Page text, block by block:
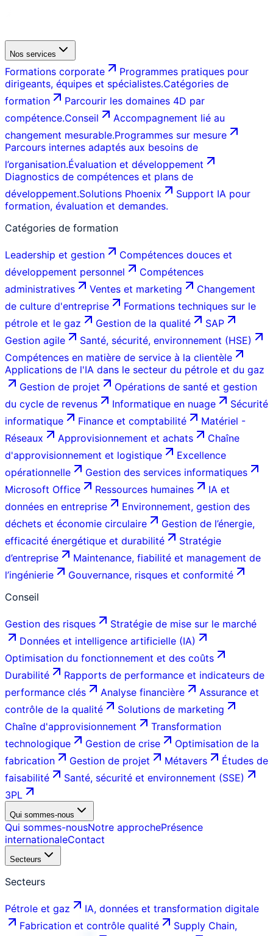
Nos services
Formations corporate
Programmes pratiques pour
dirigeants, équipes et spécialistes.Catégories de
formation
Parcourir les domaines 4D par
compétence.Conseil
Accompagnement lié au
changement mesurable.Programmes sur mesure
Parcours internes adaptés aux besoins de
l’organisation.Évaluation et développement
Diagnostics de compétences et plans de
développement.Solutions Phoenix
Support IA pour
formation, évaluation et demandes.
Catégories de formation
Leadership et gestion
Compétences douces et
développement personnel
Compétences
administratives
Ventes et marketing
Changement
de culture d'entreprise
Formations techniques sur le
pétrole et le gaz
Gestion de la qualité
SAP
Gestion agile
Santé, sécurité, environnement (HSE)
Compétences en matière de service à la clientèle
Applications de l'IA dans le secteur du pétrole et du gaz
Gestion de projet
Opérations de santé et gestion
du cycle de revenus
Informatique en nuage
Sécurité
informatique
Finance et comptabilité
Matériel -
Réseaux
Approvisionnement et achats
Chaîne
d'approvisionnement et logistique
Excellence
opérationnelle
Gestion des services informatiques
Microsoft Office
Ressources humaines
IA et
données en entreprise
Environnement, gestion des
déchets et économie circulaire
Gestion de l’énergie,
efficacité énergétique et durabilité
Stratégie
d’entreprise
Maintenance, fiabilité et management de
l’ingénierie
Gouvernance, risques et conformité
Conseil
Gestion des risques
Stratégie de mise sur le marché
Données et intelligence artificielle (IA)
Optimisation du fonctionnement et des coûts
Durabilité
Rapports de performance et indicateurs de
performance clés
Analyse financière
Assurance et
contrôle de la qualité
Solutions de marketing
Chaîne d'approvisionnement
Transformation
technologique
Gestion de crise
Optimisation de la
fabrication
Gestion de projet Métavers
Études de
faisabilité
Santé, sécurité et environnement (SSE)
3PL
Qui sommes-nous
Qui sommes-nousNotre approchePrésence
internationaleContact
Secteurs
Secteurs
Pétrole et gaz
IA, données et transformation digitale
Fabrication et contrôle qualité
Supply Chain,